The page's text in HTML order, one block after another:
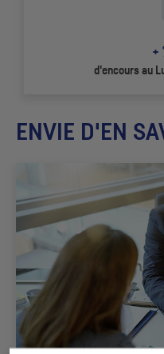
+
d'encours au
ENVIE D'EN